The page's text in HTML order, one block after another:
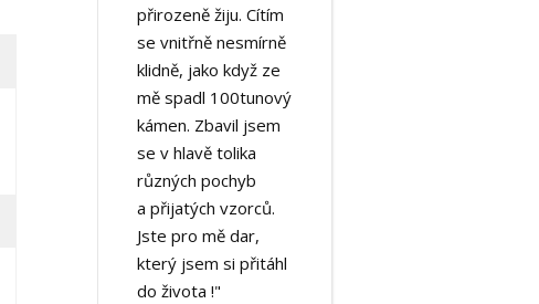
přirozeně žiju. Cítím
se vnitřně nesmírně
klidně, jako když ze
mě spadl 100tunový
kámen. Zbavil jsem
se v hlavě tolika
různých pochyb
a přijatých vzorců.
Jste pro mě dar,
který jsem si přitáhl
do života !"